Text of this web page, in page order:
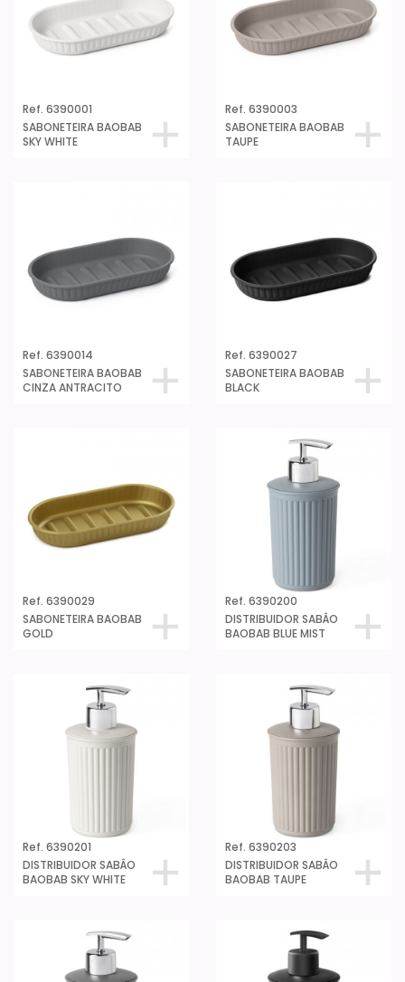
Ref. 6390001
SABONETEIRA BAOBAB
SKY WHITE
Ref. 6390003
SABONETEIRA BAOBAB
TAUPE
Ref. 6390014
SABONETEIRA BAOBAB
CINZA ANTRACITO
Ref. 6390027
SABONETEIRA BAOBAB
BLACK
Ref. 6390029
SABONETEIRA BAOBAB
GOLD
Ref. 6390200
DISTRIBUIDOR SABÂO
BAOBAB BLUE MIST
Ref. 6390201
DISTRIBUIDOR SABÂO
BAOBAB SKY WHITE
Ref. 6390203
DISTRIBUIDOR SABÂO
BAOBAB TAUPE